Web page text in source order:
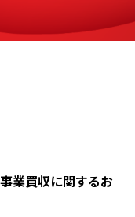
業買収に関するお